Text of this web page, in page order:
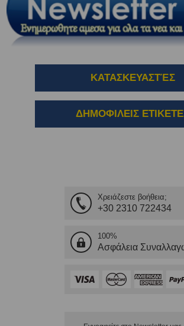
ΚΑΤΑΣΚΕΥΑΣΤΈΣ
ΔΗΜΟΦΙΛΕΙΣ
Χρειάζεστε βοήθεια;
+30 2310 722434
100%
Ασφάλεια